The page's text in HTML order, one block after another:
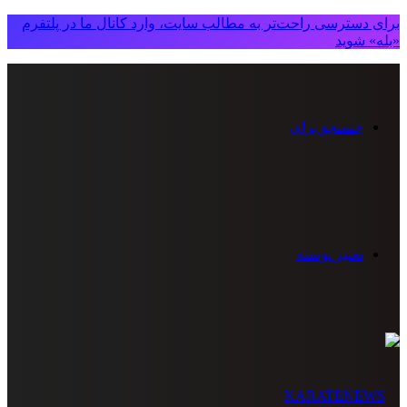
برای دسترسی راحت‌تر به مطالب سایت، وارد کانال ما در پلتفرم
«بله» شوید
جستجو برای
تغییر پوسته